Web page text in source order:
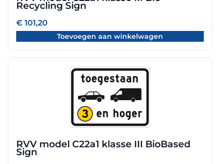
Recycling Sign
€ 101,20
Toevoegen aan winkelwagen
RVV model C22a1 klasse III BioBased
Sign